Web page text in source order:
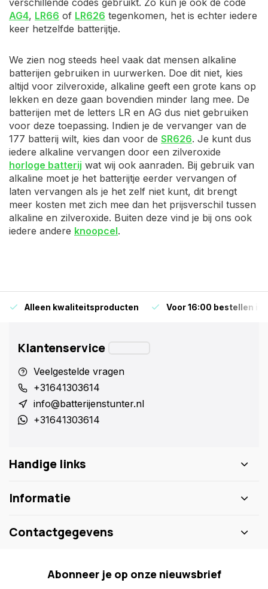
verschillende codes gebruikt. Zo kun je ook de code
AG4, LR66 of LR626 tegenkomen, het is echter iedere
keer hetzelfde batterijtje.
We zien nog steeds heel vaak dat mensen alkaline
batterijen gebruiken in uurwerken. Doe dit niet, kies
altijd voor zilveroxide, alkaline geeft een grote kans op
lekken en deze gaan bovendien minder lang mee. De
batterijen met de letters LR en AG dus niet gebruiken
voor deze toepassing. Indien je de vervanger van de
177 batterij wilt, kies dan voor de SR626. Je kunt dus
iedere alkaline vervangen door een zilveroxide
horloge batterij wat wij ook aanraden. Bij gebruik van
alkaline moet je het batterijtje eerder vervangen of
laten vervangen als je het zelf niet kunt, dit brengt
meer kosten met zich mee dan het prijsverschil tussen
alkaline en zilveroxide. Buiten deze vind je bij ons ook
iedere andere knoopcel.
Alleen kwaliteitsproducten Voor 16:00 bestellen is
Klantenservice
Veelgestelde vragen
+31641303614
info@batterijenstunter.nl
+31641303614
Handige links
Informatie
Contactgegevens
Abonneer je op onze nieuwsbrief